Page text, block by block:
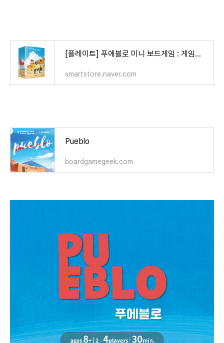
[플레이트] 푸에블로 미니 보드게임 : 게임올로지 온라인 스토어
smartstore.naver.com
Pueblo
boardgamegeek.com